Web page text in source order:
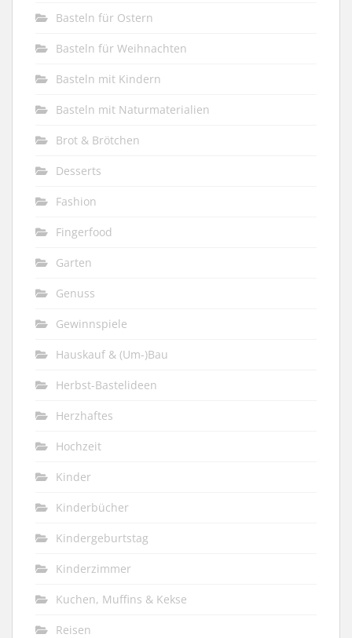
Basteln für Ostern
Basteln für Weihnachten
Basteln mit Kindern
Basteln mit Naturmaterialien
Brot & Brötchen
Desserts
Fashion
Fingerfood
Garten
Genuss
Gewinnspiele
Hauskauf & (Um-)Bau
Herbst-Bastelideen
Herzhaftes
Hochzeit
Kinder
Kinderbücher
Kindergeburtstag
Kinderzimmer
Kuchen, Muffins & Kekse
Reisen